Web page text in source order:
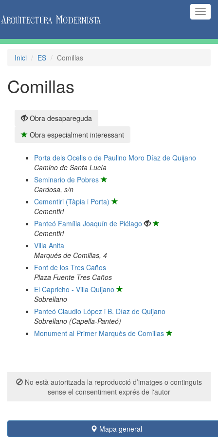
Inici ES Comillas
Comillas
Obra desapareguda
Obra especialment interessant
Porta dels Ocells o de Paulino Moro Díaz de Quijano
Camino de Santa Lucía
Seminario de Pobres
Cardosa, s/n
Cementiri (Tàpia i Porta)
Cementiri
Panteó Família Joaquín de Piélago
Cementiri
Villa Anita
Marqués de Comillas, 4
Font de los Tres Caños
Plaza Fuente Tres Caños
El Capricho - Villa Quijano
Sobrellano
Panteó Claudio López i B. Díaz de Quijano
Sobrellano (Capella-Panteó)
Monument al Primer Marquès de Comillas
Mapa general
No està autoritzada la reproducció d’imatges o continguts
sense el consentiment exprés de l'autor